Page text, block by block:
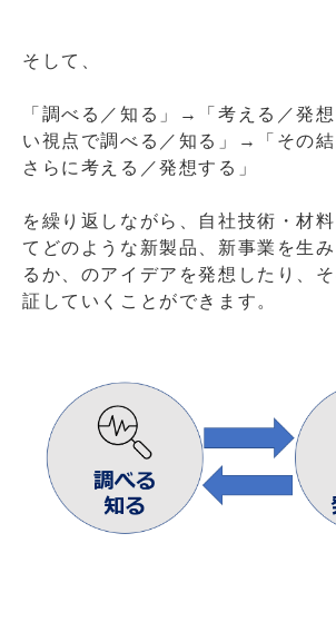
そして、
「調べる／知る」→「考える／発
い視点で調べる／知る」→「その結
さらに考える／発想する」
を繰り返しながら、自社技術・材
てどのような新製品、新事業を生
るか、のアイデアを発想したり、
証していくことができます。